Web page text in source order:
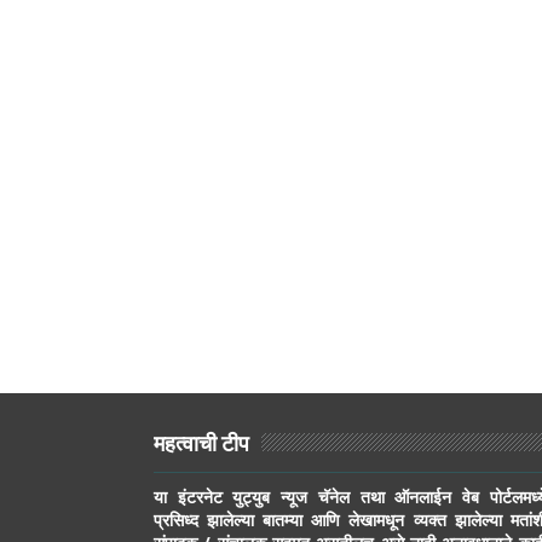
महत्वाची टीप
या इंटरनेट युट्युब न्यूज चॅनेल तथा ऑनलाईन वेब
प्रसिध्द झालेल्या बातम्या आणि लेखामधून व्यक्त झालेल्या